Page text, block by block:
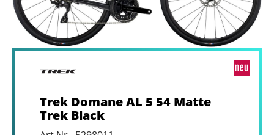
Trek Domane AL 5 54 Matte
Trek Black